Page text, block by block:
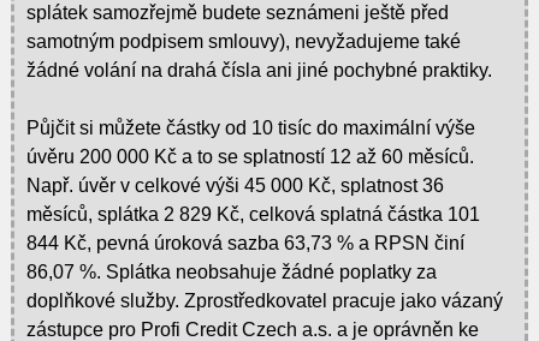
splátek samozřejmě budete seznámeni ještě před
samotným podpisem smlouvy), nevyžadujeme také
žádné volání na drahá čísla ani jiné pochybné praktiky.
Půjčit si můžete částky od 10 tisíc do maximální výše
úvěru 200 000 Kč a to se splatností 12 až 60 měsíců.
Např. úvěr v celkové výši 45 000 Kč, splatnost 36
měsíců, splátka 2 829 Kč, celková splatná částka 101
844 Kč, pevná úroková sazba 63,73 % a RPSN činí
86,07 %. Splátka neobsahuje žádné poplatky za
doplňkové služby. Zprostředkovatel pracuje jako vázaný
zástupce pro Profi Credit Czech a.s. a je oprávněn ke